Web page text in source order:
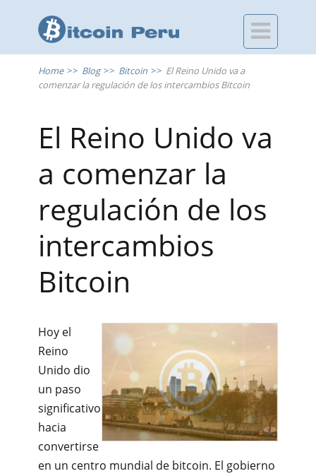

Home >> Blog >> Bitcoin >> El Reino Unido va a
comenzar la regulación de los intercambios Bitcoin
El Reino Unido va
a comenzar la
regulación de los
intercambios
Bitcoin
Hoy el
Reino
Unido dio
un paso
significativo
hacia
convertirse
en un centro mundial de bitcoin. El gobierno